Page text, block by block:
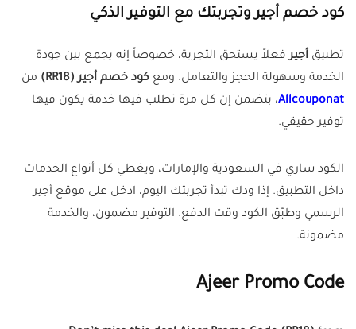
كود خصم أجير وتجربتك مع التوفير الذكي
تطبيق أجيرفعلاً يستحق التجربة، خصوصاً إنه يجمع بين جودة
الخدمة وسهولة الحجز والتعامل. ومع كود خصم أجير (RR18)
من
Allcouponat، بتضمن إن كل مرة تطلب فيها خدمة يكون فيها
توفير حقيقي.
الكود ساري في السعودية والإمارات، ويغطي كل أنواع الخدمات
داخل التطبيق. إذا ودك تبدأ تجربتك اليوم، ادخل على موقع أجير
الرسمي وطبّق الكود وقت الدفع. التوفير مضمون، والخدمة
مضمونة.
Ajeer Promo Code